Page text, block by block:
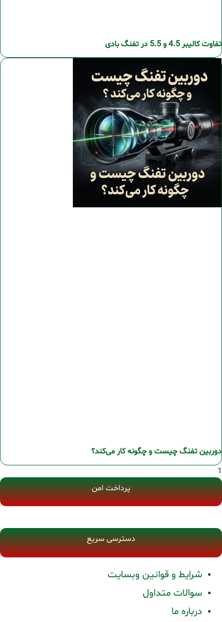
تفاوت کالیبر 4.5 و 5.5 در تفنگ بادی
دوربین تفنگ چیست و چگونه کار می‌کند؟
پرداخت امن
دسترسی سریع
شرایط و قوانین وبسایت
سوالات متداول
درباره ما